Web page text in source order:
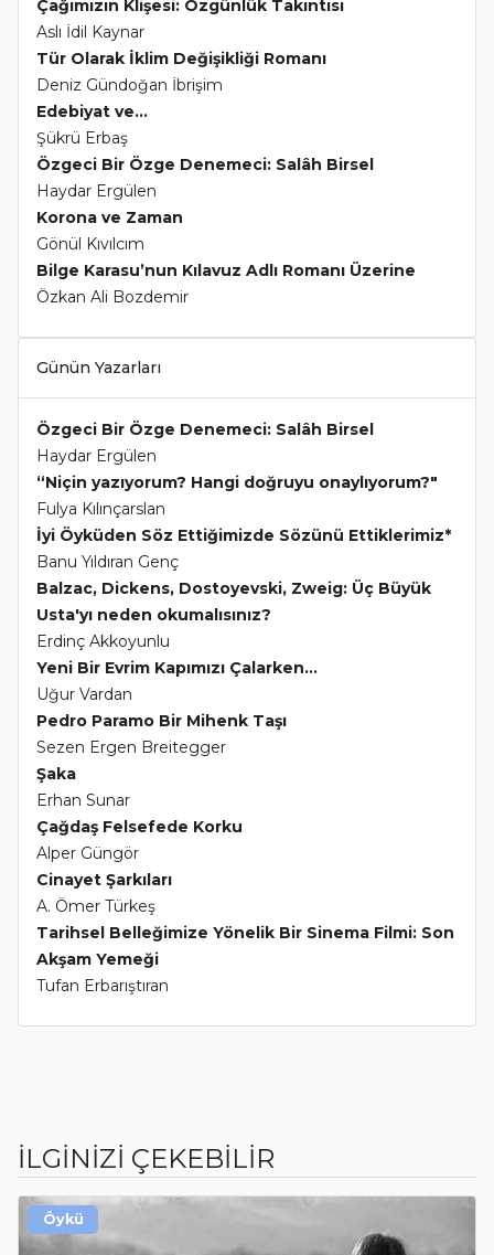
Çağımızın Klişesi: Özgünlük Takıntısı
Aslı İdil Kaynar
Tür Olarak İklim Değişikliği Romanı
Deniz Gündoğan İbrişim
Edebiyat ve...
Şükrü Erbaş
Özgeci Bir Özge Denemeci: Salâh Birsel
Haydar Ergülen
Korona ve Zaman
Gönül Kıvılcım
Bilge Karasu’nun Kılavuz Adlı Romanı Üzerine
Özkan Ali Bozdemir
Günün Yazarları
Özgeci Bir Özge Denemeci: Salâh Birsel
Haydar Ergülen
“Niçin yazıyorum? Hangi doğruyu onaylıyorum?"
Fulya Kılınçarslan
İyi Öyküden Söz Ettiğimizde Sözünü Ettiklerimiz*
Banu Yıldıran Genç
Balzac, Dickens, Dostoyevski, Zweig: Üç Büyük
Usta'yı neden okumalısınız?
Erdinç Akkoyunlu
Yeni Bir Evrim Kapımızı Çalarken...
Uğur Vardan
Pedro Paramo Bir Mihenk Taşı
Sezen Ergen Breitegger
Şaka
Erhan Sunar
Çağdaş Felsefede Korku
Alper Güngör
Cinayet Şarkıları
A. Ömer Türkeş
Tarihsel Belleğimize Yönelik Bir Sinema Filmi: Son
Akşam Yemeği
Tufan Erbarıştıran
İLGİNİZİ ÇEKEBİLİR
Öykü